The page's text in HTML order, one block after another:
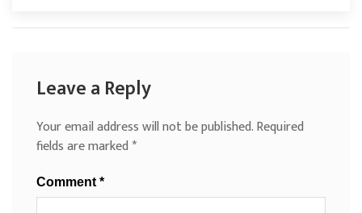
Leave a Reply
Your email address will not be published.Required
fields are marked*
Comment *